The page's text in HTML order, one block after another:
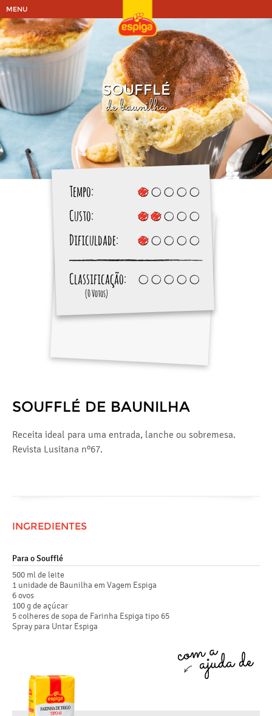
MENU
SOUFFLÉ
de baunilha
Tempo:
Custo:
Dificuldade:
Classificação:
(0 Votos)
SOUFFLÉ DE BAUNILHA
Receita ideal para uma entrada, lanche ou sobremesa.
Revista Lusitana nº67.
INGREDIENTES
Para o Soufflé
500 ml de leite
1 unidade de Baunilha em Vagem Espiga
6 ovos
100 g de açúcar
5 colheres de sopa de Farinha Espiga tipo 65
Spray para Untar Espiga